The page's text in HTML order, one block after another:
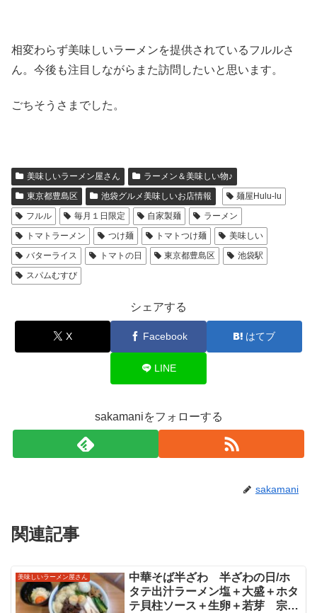
相変わらず美味しいラーメンを提供されているフルルさ
ん。今後も注目しながらまた訪問したいと思います。
ごちそうさまでした。
美味しいラーメン屋さん
ラーメン＆美味しい物♪
東京都豊島区
池袋グルメ美味しいお店情報
麺屋Hulu-lu
フルル
毎月１日限定 自家製麺
ラーメン
トマトラーメン
つけ麺 トマトつけ麺
美味しい
バターライス
トマトの日 東京都豊島区
池袋駅
スパムむすび
シェアする
X Facebook はてブ
LINE
sakamaniをフォローする
sakamani
関連記事
美味しいラーメン屋さん
中華そば半ざわ 半ざわの日/ホ
タテ出汁ラーメン塩＋大盛＋ホタ
テ貝柱ソース＋生卵＋若芽 宗谷